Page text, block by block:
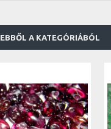
EBBŐL A KATEGÓRIÁBÓL